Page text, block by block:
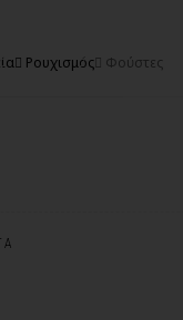
Ρουχισμός Φούστες